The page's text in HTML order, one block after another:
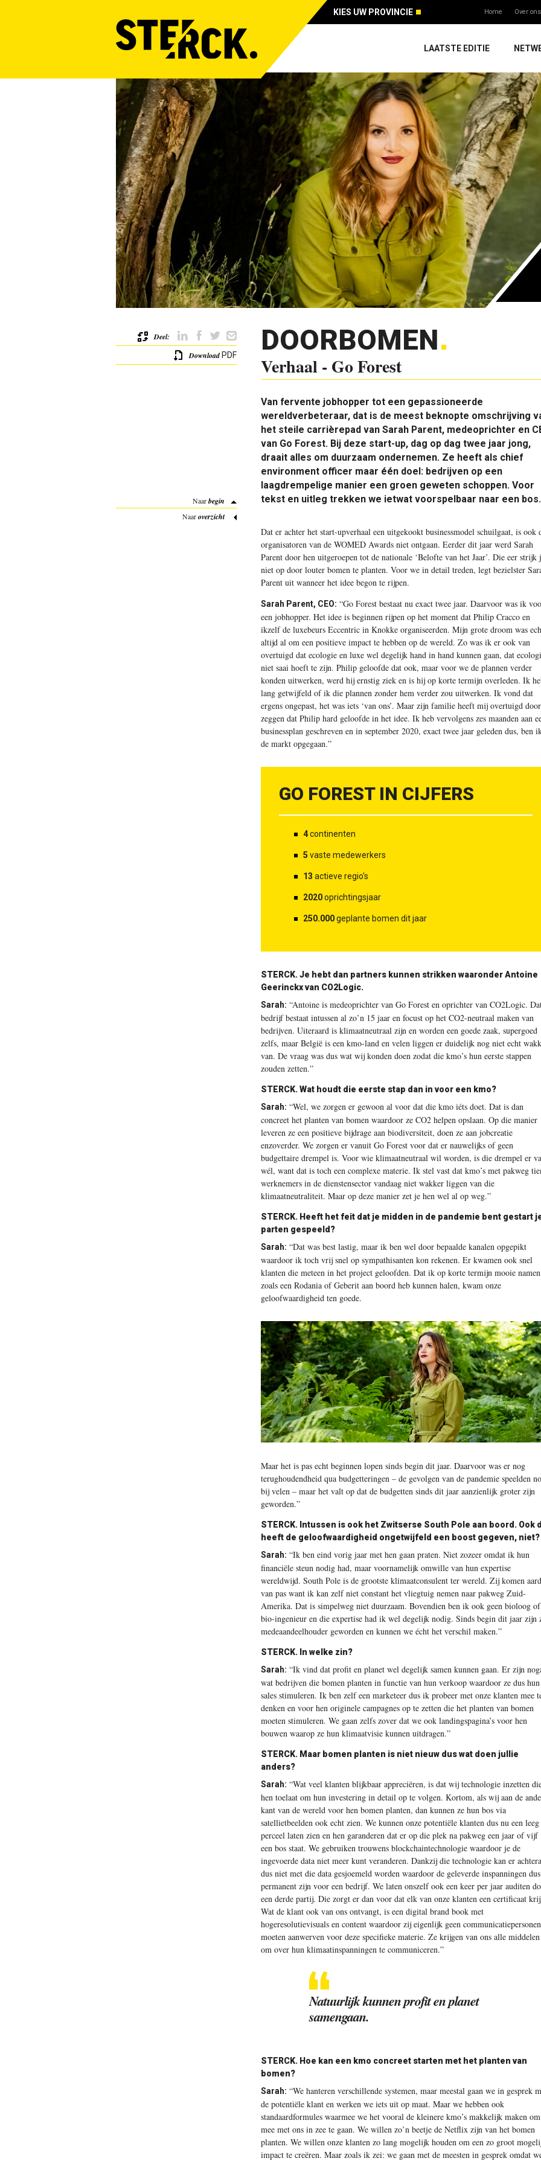
KIES UW PROVINCIE Home Over ons
LAATSTE EDITIE
DOORBOMEN
Verhaal - Go Forest
Van fervente jobhopper tot een gepassioneerde
wereldverbeteraar, dat is de meest beknopte omschrijving
het steile carrièrepad van Sarah Parent, medeoprichter en
van Go Forest. Bij deze start-up, dag op dag twee jaar jong,
draait alles om duurzaam ondernemen. Ze heeft als chief
environment officer maar één doel: bedrijven op een
laagdrempelige manier een groen geweten schoppen. Voor
tekst en uitleg trekken we ietwat voorspelbaar naar een bos.
Dat er achter het start-upverhaal een uitgekookt businessmodel schuilgaat, is ook
organisatoren van de WOMED Awards niet ontgaan. Eerder dit jaar werd Sarah
Parent door hen uitgeroepen tot de nationale ‘Belofte van het Jaar’. Die eer strijk
niet op door louter bomen te planten. Voor we in detail treden, legt bezielster
Parent uit wanneer het idee begon te rijpen.
Sarah Parent, CEO: “Go Forest bestaat nu exact twee jaar. Daarvoor was ik
een jobhopper. Het idee is beginnen rijpen op het moment dat Philip Cracco en
ikzelf de luxebeurs Eccentric in Knokke organiseerden. Mijn grote droom was
altijd al om een positieve impact te hebben op de wereld. Zo was ik er ook van
overtuigd dat ecologie en luxe wel degelijk hand in hand kunnen gaan, dat
niet saai hoeft te zijn. Philip geloofde dat ook, maar voor we de plannen verder
konden uitwerken, werd hij ernstig ziek en is hij op korte termijn overleden. Ik
lang getwijfeld of ik die plannen zonder hem verder zou uitwerken. Ik vond dat
ergens ongepast, het was iets ‘van ons’. Maar zijn familie heeft mij overtuigd
zeggen dat Philip hard geloofde in het idee. Ik heb vervolgens zes maanden aan
businessplan geschreven en in september 2020, exact twee jaar geleden dus, ben
de markt opgegaan.”
GO FOREST IN CIJFERS
4continenten
5 vaste medewerkers
13 actieve regio's
2020oprichtingsjaar
250.000geplante bomen dit jaar
STERCK. Je hebt dan partners kunnen strikken waaronder Antoine
Geerinckx van CO2Logic.
Sarah: “Antoine is medeop­richter van Go Forest en oprichter van CO2Logic.
bedrijf bestaat intussen al zo’n 15 jaar en focust op het CO2-neutraal maken van
bedrijven. Uiteraard is klimaatneutraal zijn en worden een goede zaak, supergoed
zelfs, maar België is een kmo-land en velen liggen er duidelijk nog niet echt
van. De vraag was dus wat wij konden doen zodat die kmo’s hun eerste stappen
zouden zetten.”
STERCK. Wat houdt die eerste stap dan in voor een kmo?
Sarah: “Wel, we zorgen er gewoon al voor dat die kmo iéts doet. Dat is dan
concreet het planten van bomen waardoor ze CO2 helpen opslaan. Op die manier
leveren ze een positieve bijdrage aan biodiversiteit, doen ze aan jobcreatie
enzoverder. We zorgen er vanuit Go Forest voor dat er nauwelijks of geen
budgettaire drempel is. Voor wie klimaatneutraal wil worden, is die drempel er
wél, want dat is toch een complexe materie. Ik stel vast dat kmo’s met pakweg
werknemers in de dienstensector vandaag niet wakker liggen van die
klimaatneutraliteit. Maar op deze manier zet je hen wel al op weg.”
STERCK. Heeft het feit dat je midden in de pandemie bent gestart
parten gespeeld?
Sarah: “Dat was best lastig, maar ik ben wel door bepaalde kanalen opgepikt
waardoor ik toch vrij snel op sympathisanten kon rekenen. Er kwamen ook snel
klanten die meteen in het project geloofden. Dat ik op korte termijn mooie namen
zoals een Rodania of Geberit aan boord heb kunnen halen, kwam onze
geloofwaardigheid ten goede.
Maar het is pas echt beginnen lopen sinds begin dit jaar. Daarvoor was er nog
terughoudendheid qua budgetteringen – de gevolgen van de pandemie speelden
bij velen – maar het valt op dat de budgetten sinds dit jaar aanzienlijk groter zijn
geworden.”
STERCK. Intussen is ook het Zwitserse South Pole aan boord. Ook
heeft de geloofwaardigheid ongetwijfeld een boost gegeven, niet?
Sarah: “Ik ben eind vorig jaar met hen gaan praten. Niet zozeer omdat ik hun
financiële steun nodig had, maar voornamelijk omwille van hun expertise
wereldwijd. South Pole is de grootste klimaatconsulent ter wereld. Zij komen
van pas want ik kan zelf niet constant het vliegtuig nemen naar pakweg Zuid-
Amerika. Dat is simpelweg niet duurzaam. Bovendien ben ik ook geen bioloog of
bio-ingenieur en die expertise had ik wel degelijk nodig. Sinds begin dit jaar zijn
medeaandeelhouder geworden en kunnen we écht het verschil maken.”
STERCK. In welke zin?
Sarah: “Ik vind dat profit en planet wel degelijk samen kunnen gaan. Er zijn
wat bedrijven die bomen planten in functie van hun verkoop waardoor ze dus hun
sales stimuleren. Ik ben zelf een marketeer dus ik probeer met onze klanten mee
denken en voor hen originele campagnes op te zetten die het planten van bomen
moeten stimuleren. We gaan zelfs zover dat we ook landingspagina’s voor hen
bouwen waarop ze hun klimaatvisie kunnen uitdragen.”
STERCK. Maar bomen planten is niet nieuw dus wat doen jullie
anders?
Sarah: “Wat veel klanten blijkbaar appreciëren, is dat wij technologie inzetten
hen toelaat om hun investering in detail op te volgen. Kortom, als wij aan de
kant van de wereld voor hen bomen planten, dan kunnen ze hun bos via
satellietbeelden ook echt zien. We kunnen onze potentiële klanten dus nu een leeg
perceel laten zien en hen garanderen dat er op die plek na pakweg een jaar of vijf
een bos staat. We gebruiken trouwens blockchaintechnologie waardoor je de
ingevoerde data niet meer kunt veranderen. Dankzij die technologie kan er
dus niet met die data gesjoemeld worden waardoor de geleverde inspanningen dus
permanent zijn voor een bedrijf. We laten onszelf ook een keer per jaar auditen
een derde partij. Die zorgt er dan voor dat elk van onze klanten een certificaat
Wat de klant ook van ons ontvangt, is een digital brand book met
hogeresolutievisuals en content waardoor zij eigenlijk geen communicatiepersonen
moeten aanwerven voor deze specifieke materie. Ze krijgen van ons alle middelen
om over hun klimaatinspanningen te communiceren.”
Natuurlijk kunnen profit en planet
samengaan.
STERCK. Hoe kan een kmo concreet starten met het planten van
bomen?
Sarah: “We hanteren verschillende systemen, maar meestal gaan we in gesprek
de potentiële klant en werken we iets uit op maat. Maar we hebben ook
standaardformules waarmee we het vooral de kleinere kmo’s makkelijk maken om
mee met ons in zee te gaan. We willen zo’n beetje de Netflix zijn van het bomen
planten. We willen onze klanten zo lang mogelijk houden om een zo groot
impact te creëren. Maar zoals ik zei: we gaan met de meesten in gesprek omdat
Deel:
DownloadPDF
Naarbegin
Naaroverzicht